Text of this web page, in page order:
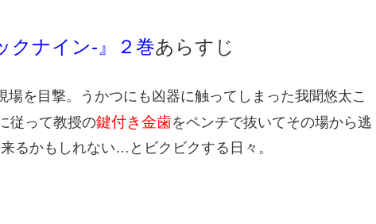
クナイン-』２巻あらすじ
を目撃。うかつにも凶器に触ってしまった我聞悠太こ
従って教授の鍵付き金歯をペンチで抜いてその場から逃
るかもしれない…とビクビクする日々。